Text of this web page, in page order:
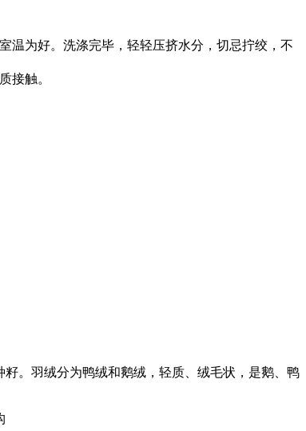
温为好。洗涤完毕，轻轻压挤水分，切忌拧绞，不
接触。
。羽绒分为鸭绒和鹅绒，轻质、绒毛状，是鹅、鸭